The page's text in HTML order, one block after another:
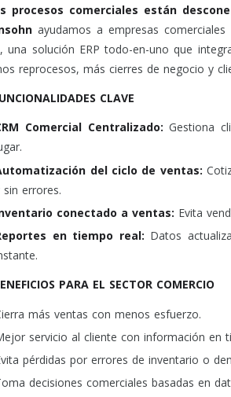
procesos comerciales están
ayudamos a empresas
una solución ERP todo-en-uno que
reprocesos, más cierres de negocio y
CLAVE
Comercial Centralizado:Gestiona
del ciclo de ventas:
sin errores.
conectado a ventas: Evita
en tiempo real: Datos
PARA EL SECTOR COMERCIO
más ventas con menos esfuerzo.
servicio al cliente con información en
pérdidas por errores de inventario o
decisiones comerciales basadas en